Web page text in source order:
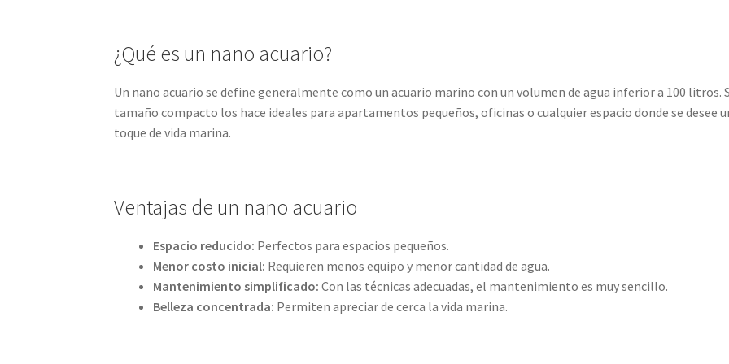
¿Qué es un nano acuario?
Un nano acuario se define generalmente como un acuario marino con un volumen de agua inferior a 100 litros.
tamaño compacto los hace ideales para apartamentos pequeños, oficinas o cualquier espacio donde se desee
toque de vida marina.
Ventajas de un nano acuario
Espacio reducido: Perfectos para espacios pequeños.
Menor costo inicial: Requieren menos equipo y menor cantidad de agua.
Mantenimiento simplificado: Con las técnicas adecuadas, el mantenimiento es muy sencillo.
Belleza concentrada: Permiten apreciar de cerca la vida marina.